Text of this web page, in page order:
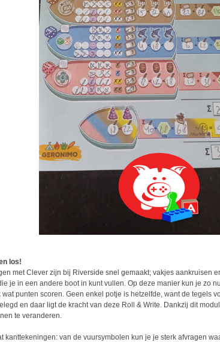
los!
met Clever zijn bij Riverside snel gemaakt; vakjes aankruisen
je in een andere boot in kunt vullen. Op deze manier kun je zo
punten scoren. Geen enkel potje is hetzelfde, want de tegels
en daar ligt de kracht van deze Roll & Write. Dankzij dit
te veranderen.
kanttekeningen: van de vuursymbolen kun je je sterk afvragen